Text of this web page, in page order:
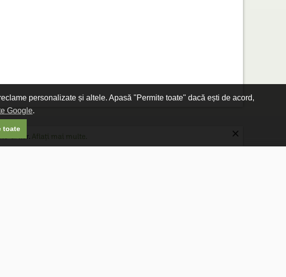
personalizate și altele. Apasă "Permite toate" dacă ești de acord,
Google.
toate
urilor. Aflați mai multe. ×